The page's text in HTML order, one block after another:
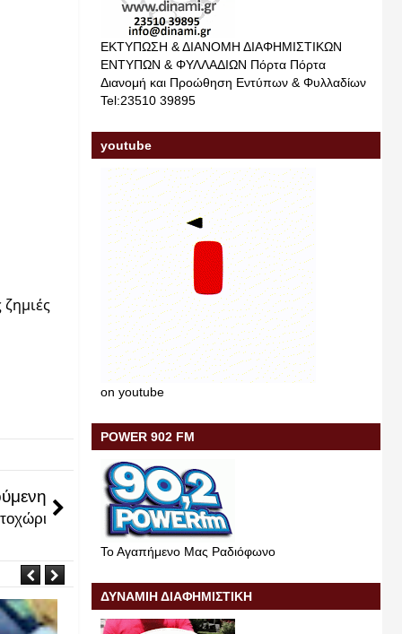
ΕΚΤΥΠΩΣΗ & ΔΙΑΝΟΜΗ ΔΙΑΦΗΜΙΣΤΙΚΩΝ
ΕΝΤΥΠΩΝ & ΦΥΛΛΑΔΙΩΝ Πόρτα Πόρτα
Διανομή και Προώθηση Εντύπων & Φυλλαδίων
Tel:23510 39895
youtube
on youtube
POWER 902 FM
Το Αγαπήμενο Μας Ραδιόφωνο
ΔΥΝΑΜΙΗ ΔΙΑΦΗΜΙΣΤΙΚΗ